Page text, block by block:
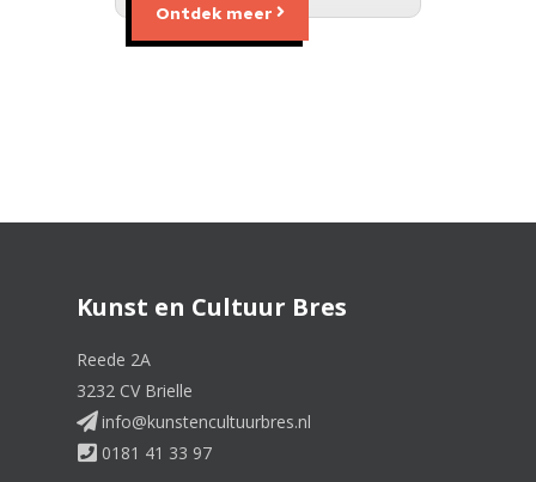
Ontdek meer
Kunst en Cultuur Bres
Reede 2A
3232 CV Brielle
info@kunstencultuurbres.nl
0181 41 33 97